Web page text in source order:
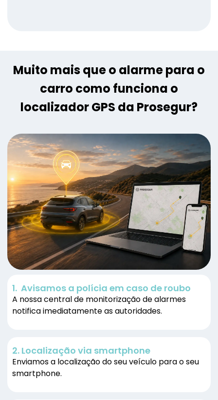
Muito mais que o alarme para o
carro como funciona o
localizador GPS da Prosegur?
1. Avisamos a polícia em caso de roubo
A nossa central de monitorização de alarmes
notifica imediatamente as autoridades.
2. Localização via smartphone
Enviamos a localização do seu veículo para o seu
smartphone.